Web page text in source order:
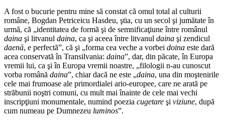
A fost o bucurie pentru mine să constat că omul total al culturii
române, Bogdan Petriceicu Hasdeu, ştia, cu un secol şi jumătate în
urmă, că „identitatea de formă şi de semnificaţiune între românul
daina şi litvanul daina, ca şi aceea între litvanul daina şi zendicul
daenā, e perfectă”, că şi „forma cea veche a vorbei doina este dară
acea con­servată în Transilvania: daina”, dar, din păcate, în Europa
vremii lui, ca şi în Europa vremii noastre, „filologii n-au cunoscut
vorba română daina”, chiar dacă ne este „daina, una din moştenirile
cele mai frumoase ale primordialei ario-europee, care ne arată pe
străbunii noştri comuni, cu mult mai înainte de cele mai vechi
inscripţiuni mo­numentale, numind poezia cugetare şi viziune, după
cum numeau pe Dumnezeu luminos”.